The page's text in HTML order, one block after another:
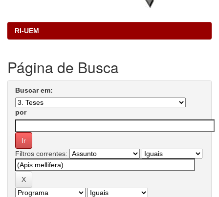
RI-UEM
Página de Busca
Buscar em:
por
Filtros correntes: